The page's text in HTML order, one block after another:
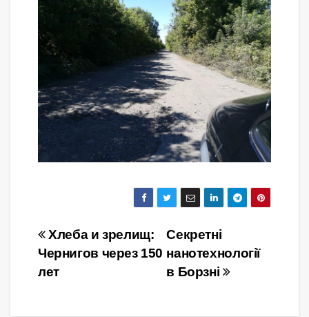
Навігація
записів
Секретні
нанотехнології
в Борзні
Хлеба и зрелищ:
Чернигов через 150
лет